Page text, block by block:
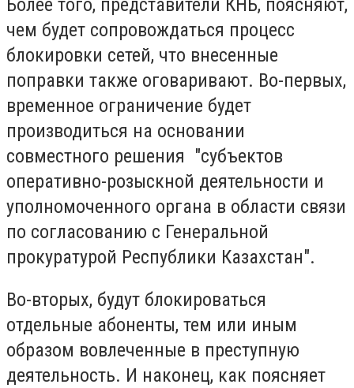
Более того, представители КНБ, поясняют,
чем будет сопровождаться процесс
блокировки сетей, что внесенные
поправки также оговаривают. Во-первых,
временное ограничение будет
производиться на основании
совместного решения "субъектов
оперативно-розыскной деятельности и
уполномоченного органа в области связи
по согласованию с Генеральной
прокуратурой Республики Казахстан".
Во-вторых, будут блокироваться
отдельные абоненты, тем или иным
образом вовлеченные в преступную
деятельность. И наконец, как поясняет